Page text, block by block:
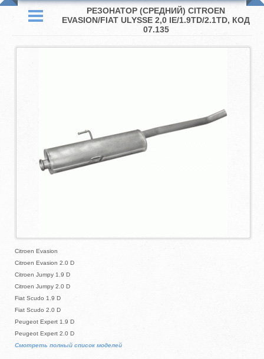
РЕЗОНАТОР (СРЕДНИЙ) CITROEN
EVASION/FIAT ULYSSE 2,0 IE/1.9TD/2.1TD, КОД
07.135
Citroen Evasion
Citroen Evasion 2.0 D
Citroen Jumpy 1.9 D
Citroen Jumpy 2.0 D
Fiat Scudo 1.9 D
Fiat Scudo 2.0 D
Peugeot Expert 1.9 D
Peugeot Expert 2.0 D
Смотреть полный список моделей